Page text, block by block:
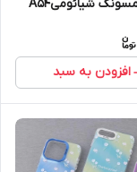
آیفون سامسونگ شیائومیA54
افزودن به سبد